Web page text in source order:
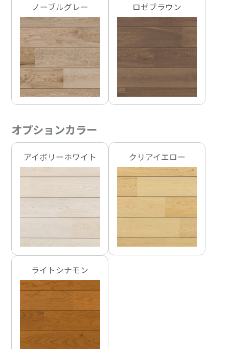
ノーブルグレー ロゼブラウン
オプションカラー
アイボリーホワイト クリアイエロー
ライトシナモン